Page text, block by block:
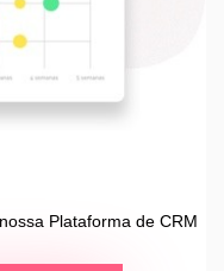
Plataforma de CRM